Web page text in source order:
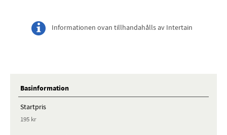
Informationen ovan tillhandahålls av Intertain
Basinformation
Startpris
195 kr